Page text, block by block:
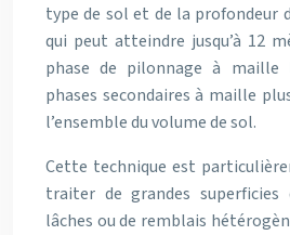
type de sol et de la profondeur
qui peut atteindre jusqu’à 12
phase de pilonnage à maille
phases secondaires à maille
l’ensemble du volume de sol.
Cette technique est
traiter de grandes superficies
lâches ou de remblais